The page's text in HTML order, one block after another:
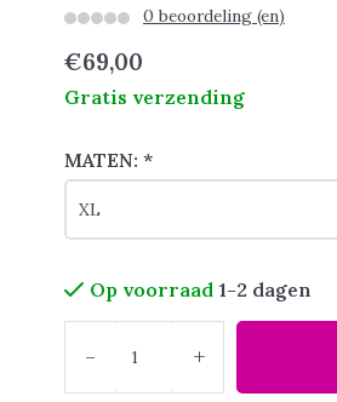
0 beoordeling (en)
€69,00
Gratis verzending
MATEN: *
Op voorraad 1-2 dagen
- +